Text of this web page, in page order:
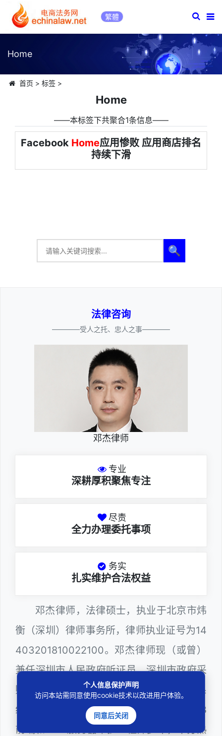
繁體
Home
首页 > 标签>
Home
――本标签下共聚合1条信息――
Facebook Home应用惨败 应用商店排名
持续下滑
🔍
法律咨询
————受人之托、忠人之事————
邓杰律师
专业
深耕厚积聚焦专注
尽责
全力办理委托事项
务实
扎实维护合法权益
邓杰律师，法律硕士，执业于北京市炜
衡（深圳）律师事务所，律师执业证号为14
403201810022100。邓杰律师现（或曾）
兼任深圳市人民政府听证员、深圳市政府采
购评审专家（法律类）、深圳市某区政府系
统公职律师、计算机信息网络安全员、WEB
前端和WEB服务器维护工程师多年，十分熟
个人信息保护声明
访问本站需同意使用cookie技术以改进用户体验。
同意后关闭